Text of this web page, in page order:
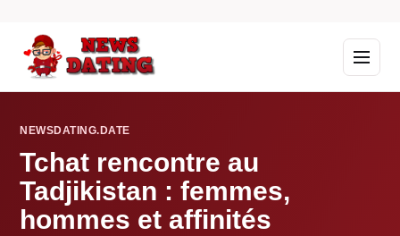
NEWSDATING.DATE
Tchat rencontre au
Tadjikistan : femmes,
hommes et affinités